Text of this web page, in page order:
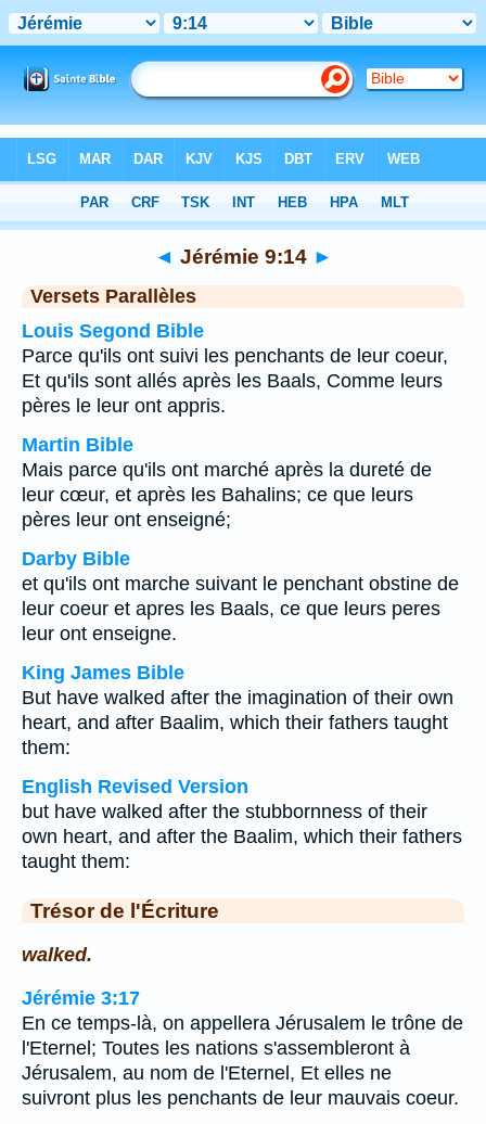
Chapitre 9> Verset 14
◄ Jérémie 9:14 ►
Versets Parallèles
Louis Segond Bible
Parce qu'ils ont suivi les penchants de leur coeur,
Et qu'ils sont allés après les Baals, Comme leurs
pères le leur ont appris.
Martin Bible
Mais parce qu'ils ont marché après la dureté de
leur cœur, et après les Bahalins; ce que leurs
pères leur ont enseigné;
Darby Bible
et qu'ils ont marche suivant le penchant obstine de
leur coeur et apres les Baals, ce que leurs peres
leur ont enseigne.
King James Bible
But have walked after the imagination of their own
heart, and after Baalim, which their fathers taught
them:
English Revised Version
but have walked after the stubbornness of their
own heart, and after the Baalim, which their fathers
taught them:
Trésor de l'Écriture
walked.
Jérémie 3:17
En ce temps-là, on appellera Jérusalem le trône de
l'Eternel; Toutes les nations s'assembleront à
Jérusalem, au nom de l'Eternel, Et elles ne
suivront plus les penchants de leur mauvais coeur.